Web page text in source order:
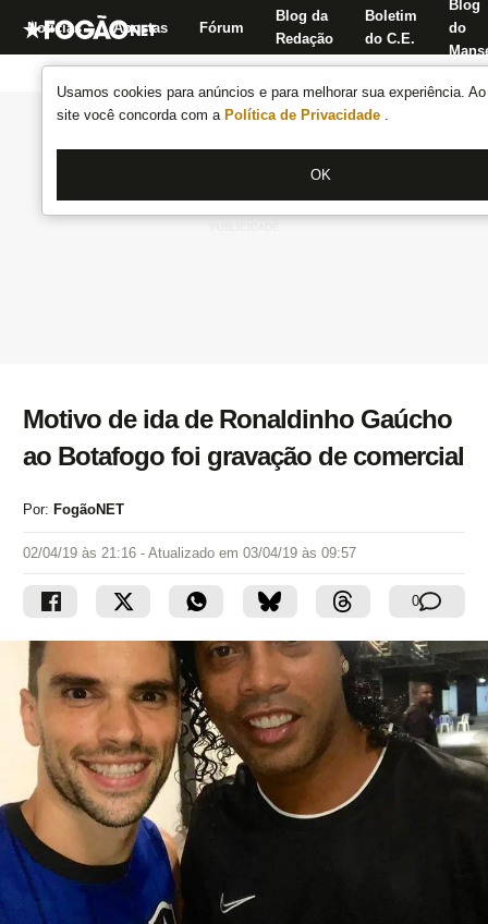
Usamos cookies para anúncios e para melhorar sua experiência.
site você concorda com a Política de Privacidade .
OK
Notícias Apostas Fórum
Blog da
Redação
Boletim
do C.E.
Blog
do
Motivo de ida de Ronaldinho Gaúcho
ao Botafogo foi gravação de comercial
Por: FogãoNET
02/04/19 às 21:16 - Atualizado em 03/04/19 às 09:57
0